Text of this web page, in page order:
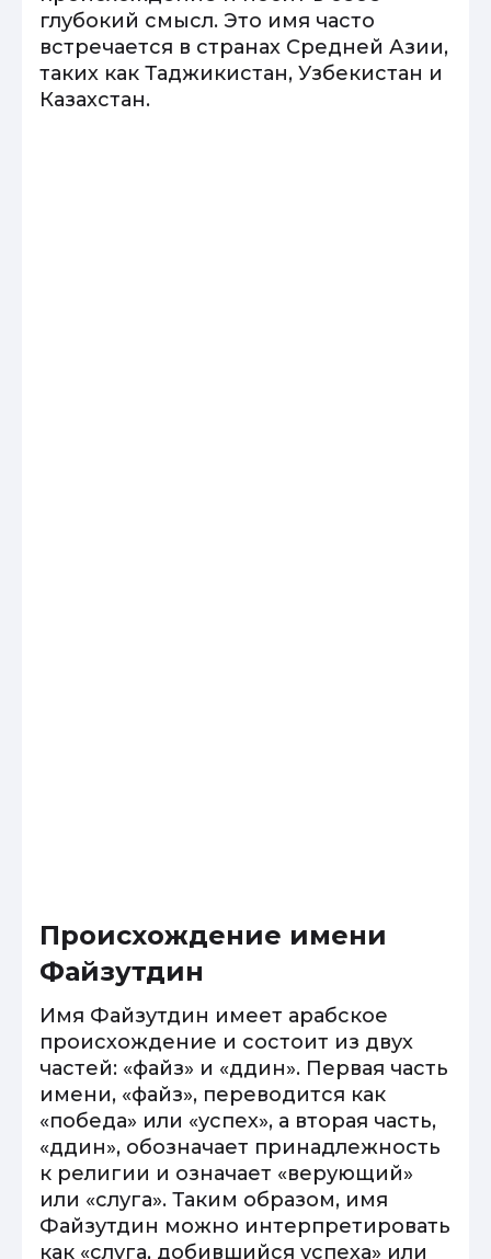
глубокий смысл. Это имя часто
встречается в странах Средней Азии,
таких как Таджикистан, Узбекистан и
Казахстан.
Происхождение имени
Файзутдин
Имя Файзутдин имеет арабское
происхождение и состоит из двух
частей: «файз» и «ддин». Первая часть
имени, «файз», переводится как
«победа» или «успех», а вторая часть,
«ддин», обозначает принадлежность
к религии и означает «верующий»
или «слуга». Таким образом, имя
Файзутдин можно интерпретировать
как «слуга, добившийся успеха» или